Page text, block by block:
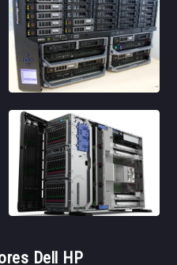
Dell HP